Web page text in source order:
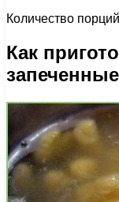
Количество
Как